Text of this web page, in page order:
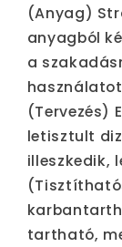
(Anyag)
anyagból
a
(Tervezés)
letisztult
illeszkedik,
tartható,